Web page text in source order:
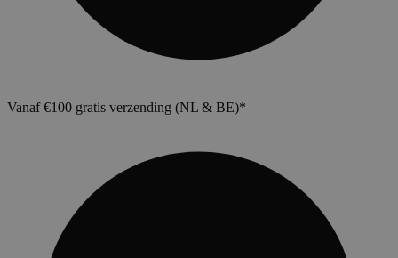
Vanaf €100 gratis verzending (NL & BE)*